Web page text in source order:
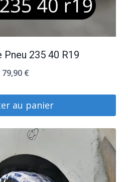
Pneu 235 40 R19
79,90 €
au panier